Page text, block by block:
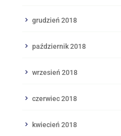
grudzień 2018
październik 2018
wrzesień 2018
czerwiec 2018
kwiecień 2018